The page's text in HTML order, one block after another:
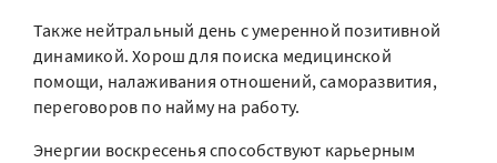
Также нейтральный день с умеренной позитивной
динамикой. Хорош для поиска медицинской
помощи, налаживания отношений, саморазвития,
переговоров по найму на работу.
Энергии воскресенья способствуют карьерным